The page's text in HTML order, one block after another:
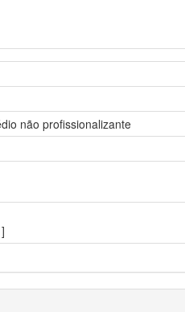
não profissionalizante
]